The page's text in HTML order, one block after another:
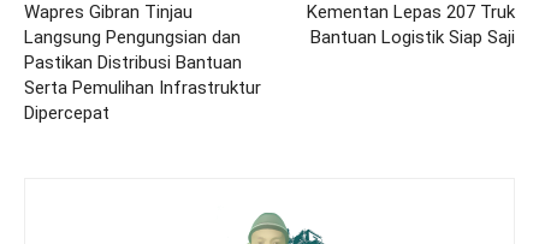
Wapres Gibran Tinjau
Langsung Pengungsian dan
Pastikan Distribusi Bantuan
Serta Pemulihan Infrastruktur
Dipercepat
Kementan Lepas 207 Truk
Bantuan Logistik Siap Saji